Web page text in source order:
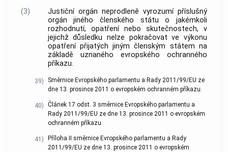
(3)
Justiční orgán neprodleně vyrozumí příslušný
orgán jiného členského státu o jakémkoli
rozhodnutí, opatření nebo skutečnostech, v
jejichž důsledku nelze pokračovat ve výkonu
opatření přijatých jiným členským státem na
základě uznaného evropského ochranného
příkazu.
39)
Směrnice Evropského parlamentu a Rady 2011/99/EU ze
dne 13. prosince 2011 o evropském ochranném příkazu.
40)
Článek 17 odst. 3 směrnice Evropského parlamentu a
Rady 2011/99/EU ze dne 13. prosince 2011 o evropském
ochranném příkazu.
41)
Příloha II směrnice Evropského parlamentu a Rady
2011/99/EU ze dne 13. prosince 2011 o evropském